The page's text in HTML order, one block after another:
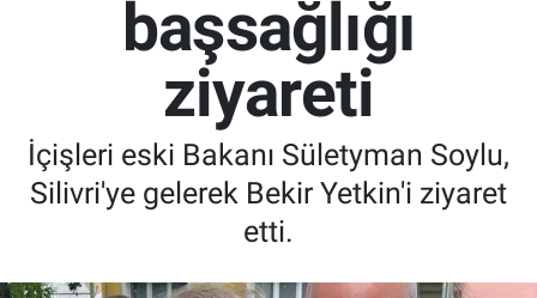
başsağlığı
ziyareti
İçişleri eski Bakanı Sületyman Soylu,
Silivri'ye gelerek Bekir Yetkin'i ziyaret
etti.
Tüm Manşetler
Son Dakika Haberleri
Haber Arşivi